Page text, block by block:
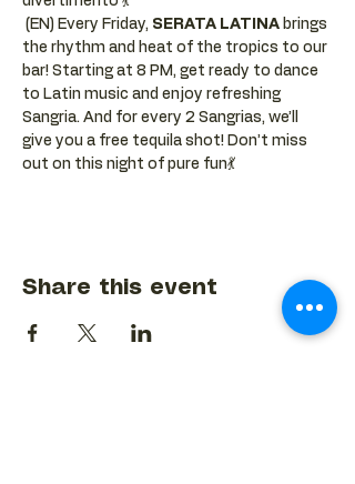
(EN) Every Friday, SERATA LATINA brings
the rhythm and heat of the tropics to our
bar! Starting at 8 PM, get ready to dance
to Latin music and enjoy refreshing
Sangria. And for every 2 Sangrias, we’ll
give you a free tequila shot! Don’t miss
out on this night of pure fun💃
Share this event